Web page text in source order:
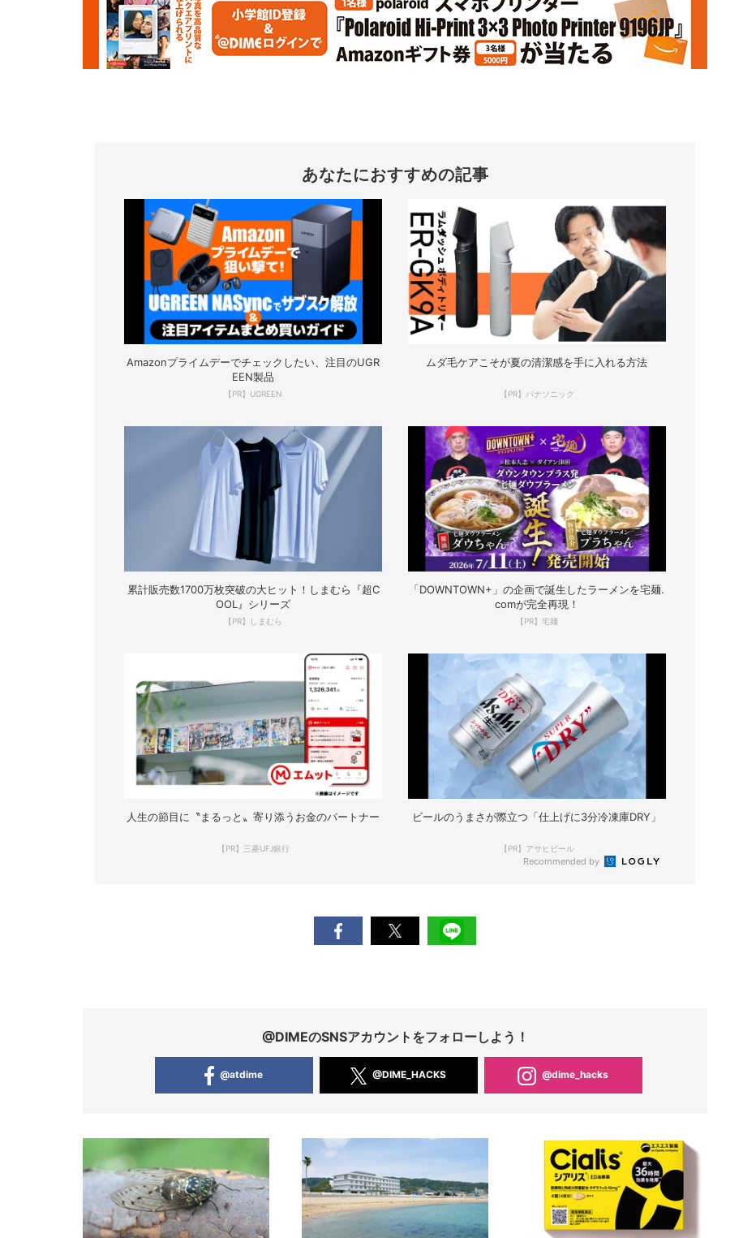
あなたにおすすめの記事
Amazonプライムデーでチェックしたい、注目のUGR
EEN製品
【PR】UGREEN
ムダ毛ケアこそが夏の清潔感を手に入れる方法
【PR】パナソニック
累計販売数1700万枚突破の大ヒット！しまむら『超C
OOL』シリーズ
【PR】しまむら
「DOWNTOWN+」の企画で誕生したラーメンを宅麺.
comが完全再現！
【PR】宅麺
人生の節目に〝まるっと〟寄り添うお金のパートナー
【PR】三菱UFJ銀行
ビールのうまさが際立つ「仕上げに3分冷凍庫DRY」
【PR】アサヒビール
Recommended by
@DIMEのSNSアカウントをフォローしよう！
@atdime @DIME_HACKS @dime_hacks